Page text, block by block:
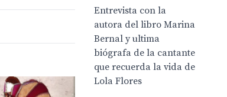
Entrevista con la
autora del libro Marina
Bernal y ultima
biógrafa de la cantante
que recuerda la vida de
Lola Flores